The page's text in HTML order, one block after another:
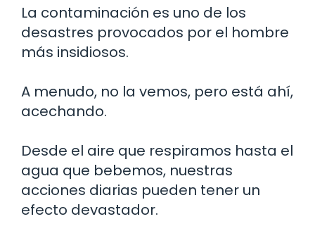
La contaminación es uno de los
desastres provocados por el hombre
más insidiosos.
A menudo, no la vemos, pero está ahí,
acechando.
Desde el aire que respiramos hasta el
agua que bebemos, nuestras
acciones diarias pueden tener un
efecto devastador.